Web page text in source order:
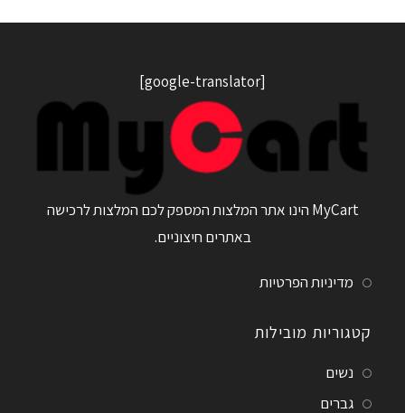
[google-translator]
MyCart הינו אתר המלצות המספק לכם המלצות לרכישה
באתרים חיצוניים.
מדיניות הפרטיות
קטגוריות מובילות
נשים
גברים